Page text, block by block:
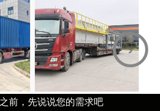
›
前，先说说您的需求吧